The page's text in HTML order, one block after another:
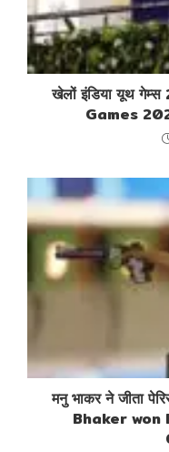
खेलों इंडिया यूथ
Games
मनु भाकर ने जीता
Bhaker